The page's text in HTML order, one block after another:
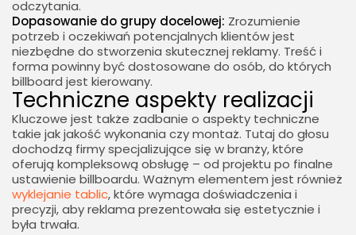
odczytania.
Dopasowanie do grupy docelowej: Zrozumienie
potrzeb i oczekiwań potencjalnych klientów jest
niezbędne do stworzenia skutecznej reklamy. Treść i
forma powinny być dostosowane do osób, do których
billboard jest kierowany.
Techniczne aspekty realizacji
Kluczowe jest także zadbanie o aspekty techniczne
takie jak jakość wykonania czy montaż. Tutaj do głosu
dochodzą firmy specjalizujące się w branży, które
oferują kompleksową obsługę – od projektu po finalne
ustawienie billboardu. Ważnym elementem jest również
wyklejanie tablic, które wymaga doświadczenia i
precyzji, aby reklama prezentowała się estetycznie i
była trwała.